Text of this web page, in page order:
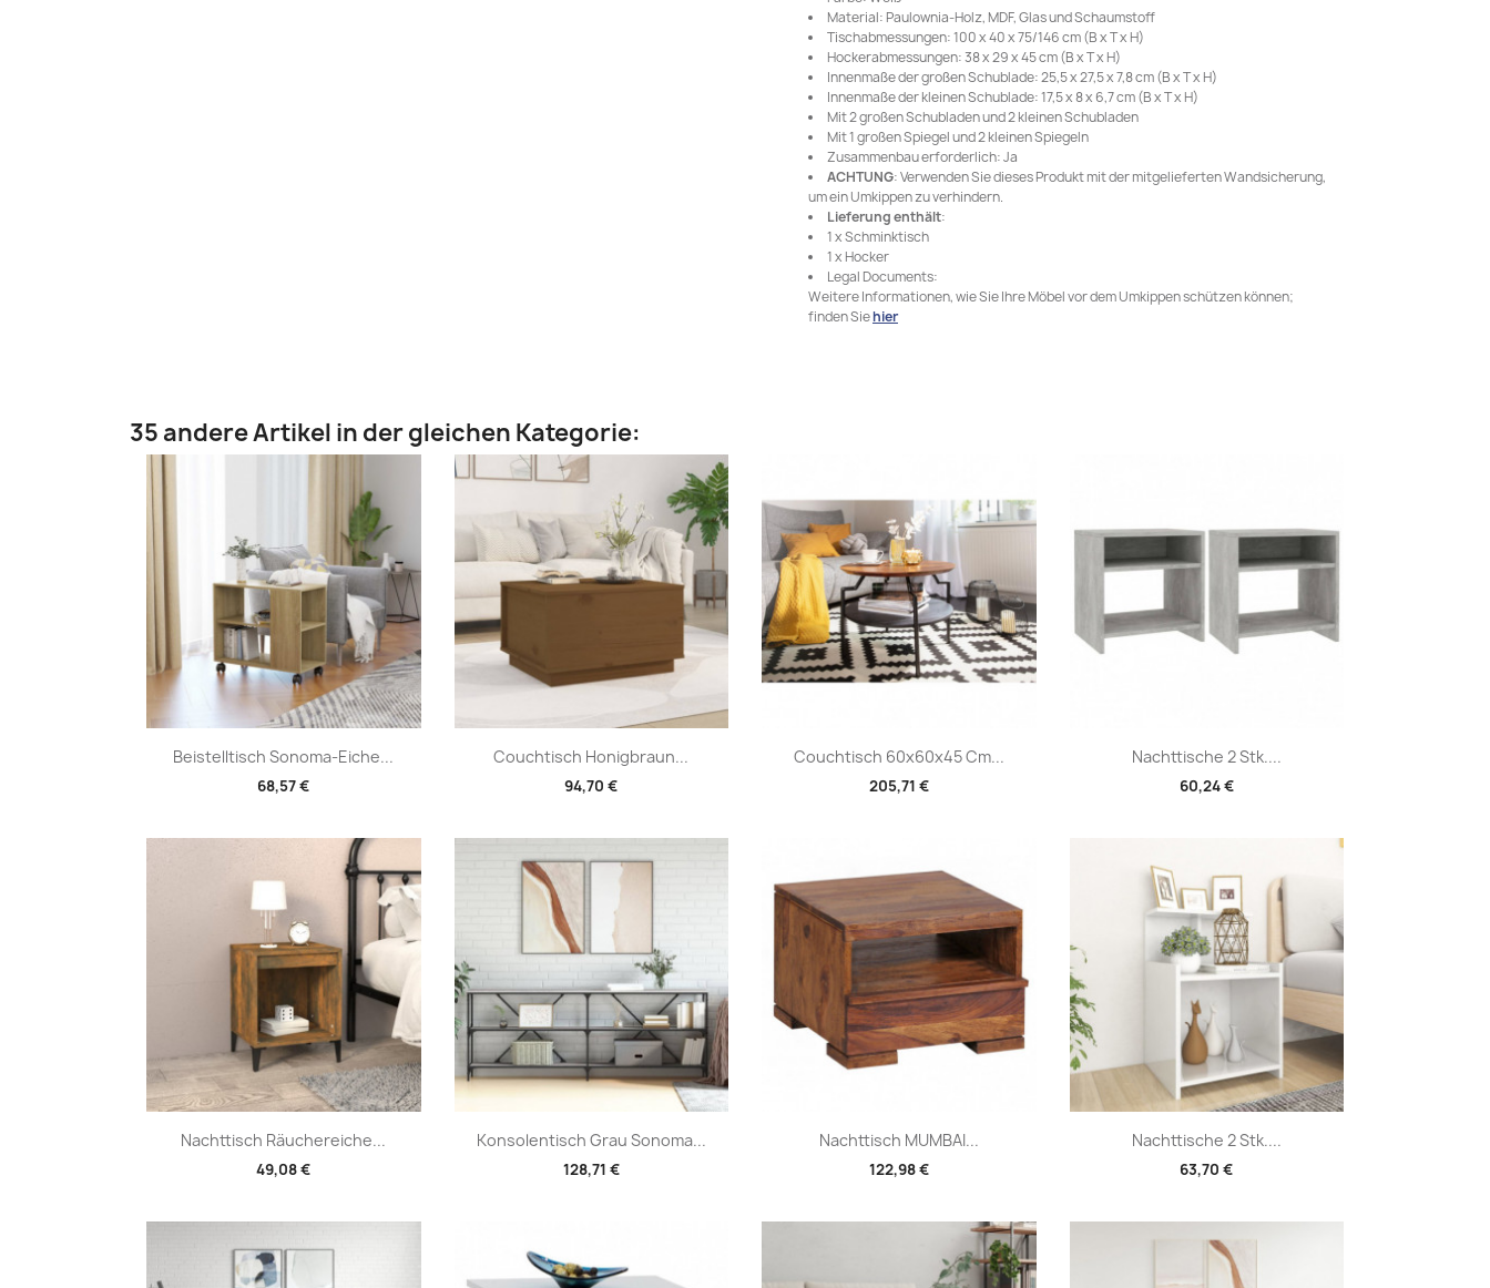
Material: Paulownia-Holz, MDF, Glas und Schaumstoff
Tischabmessungen: 100 x 40 x 75/146 cm (B x T x H)
Hockerabmessungen: 38 x 29 x 45 cm (B x T x H)
Innenmaße der großen Schublade: 25,5 x 27,5 x 7,8 cm (B x T x H)
Innenmaße der kleinen Schublade: 17,5 x 8 x 6,7 cm (B x T x H)
Mit 2 großen Schubladen und 2 kleinen Schubladen
Mit 1 großen Spiegel und 2 kleinen Spiegeln
Zusammenbau erforderlich: Ja
ACHTUNG: Verwenden Sie dieses Produkt mit der mitgelieferten Wandsicherung,
um ein Umkippen zu verhindern.
Lieferung enthält:
1 x Schminktisch
1 x Hocker
Legal Documents:
Weitere Informationen, wie Sie Ihre Möbel vor dem Umkippen schützen können;
finden Siehier
35 andere Artikel in der gleichen Kategorie:
Beistelltisch Sonoma-Eiche...
68,57 €
Vorschau Couchtisch Honigbraun...
94,70 €
Vorschau Couchtisch 60x60x45 Cm...
205,71 €
Vorschau Nachttische 2 Stk....
60,24 €
Vorschau
Nachttisch Räuchereiche...
49,08 €
Vorschau Konsolentisch Grau Sonoma...
128,71 €
Vorschau Nachttisch MUMBAI...
122,98 €
Vorschau Nachttische 2 Stk....
63,70 €
Vorschau